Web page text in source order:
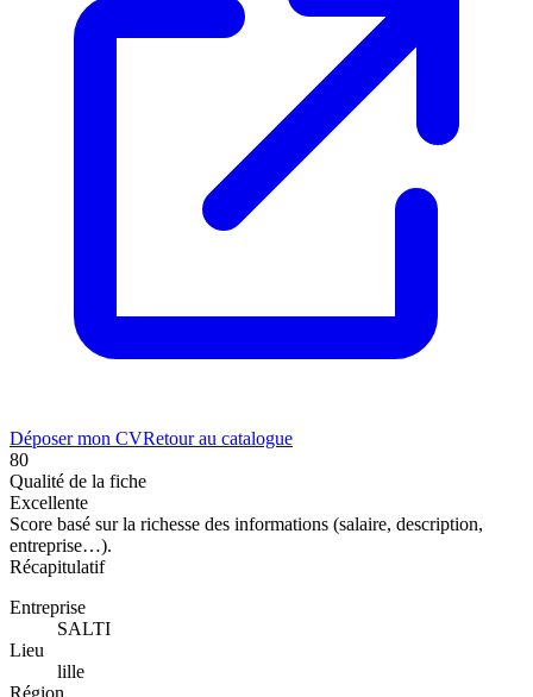
Déposer mon CVRetour au catalogue
80
Qualité de la fiche
Excellente
Score basé sur la richesse des informations (salaire, description,
entreprise…).
Récapitulatif
Entreprise
SALTI
Lieu
lille